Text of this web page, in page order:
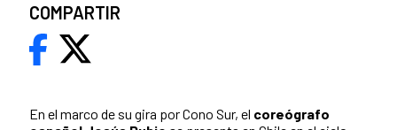
En el marco de su gira por Cono Sur, el coreógrafo
COMPARTIR